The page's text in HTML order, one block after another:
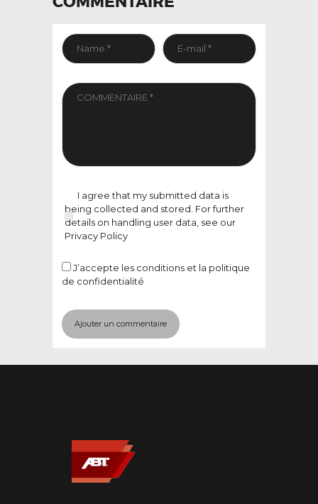
I agree that my submitted data is
being collected and stored. For further
details on handling user data, see our
Privacy Policy
J’accepte les conditions et la politique
de confidentialité